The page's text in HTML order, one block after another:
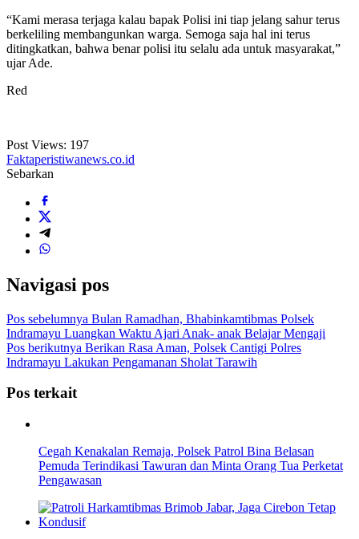
“Kami merasa terjaga kalau bapak Polisi ini tiap jelang sahur terus
berkeliling membangunkan warga. Semoga saja hal ini terus
ditingkatkan, bahwa benar polisi itu selalu ada untuk masyarakat,”
ujar Ade.
Red
Post Views: 197
Faktaperistiwanews.co.id
Sebarkan
Navigasi pos
Pos sebelumnya Bulan Ramadhan, Bhabinkamtibmas Polsek
Indramayu Luangkan Waktu Ajari Anak- anak Belajar Mengaji
Pos berikutnya Berikan Rasa Aman, Polsek Cantigi Polres
Indramayu Lakukan Pengamanan Sholat Tarawih
Pos terkait
Cegah Kenakalan Remaja, Polsek Patrol Bina Belasan
Pemuda Terindikasi Tawuran dan Minta Orang Tua Perketat
Pengawasan